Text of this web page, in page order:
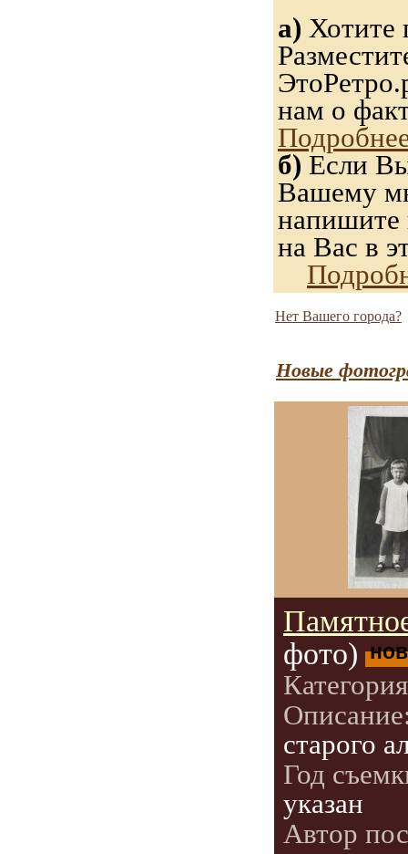
а) Хотите
нам о
б) Если
Вашему
напишите
на Вас в
Нет Вашего города?
Новые
фото)
старого
Год
указан
Автор